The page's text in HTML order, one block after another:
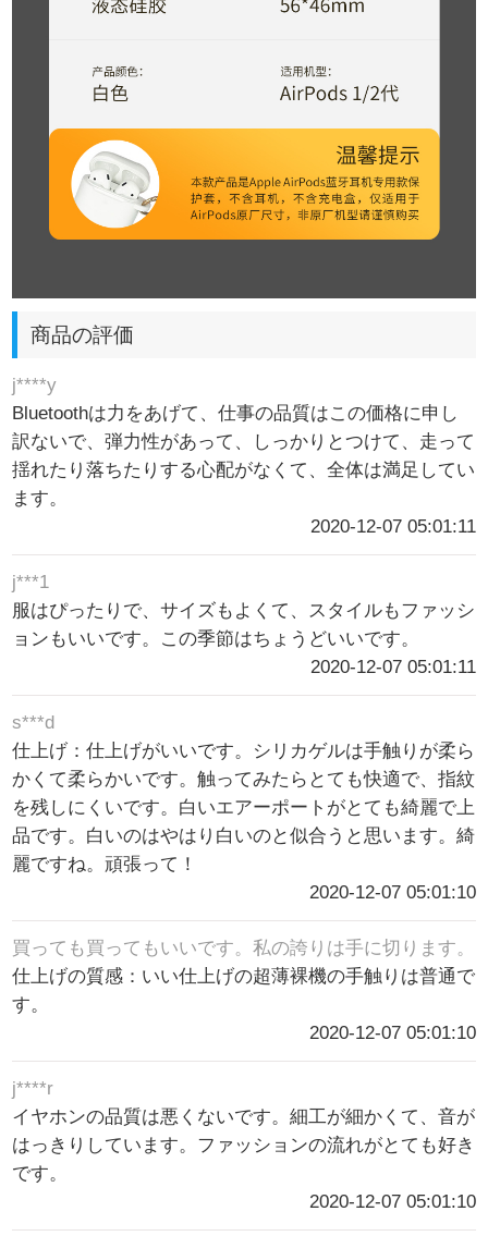
商品の評価
j****y
Bluetoothは力をあげて、仕事の品質はこの価格に申し
訳ないで、弾力性があって、しっかりとつけて、走って
揺れたり落ちたりする心配がなくて、全体は満足してい
ます。
2020-12-07 05:01:11
j***1
服はぴったりで、サイズもよくて、スタイルもファッシ
ョンもいいです。この季節はちょうどいいです。
2020-12-07 05:01:11
s***d
仕上げ：仕上げがいいです。シリカゲルは手触りが柔ら
かくて柔らかいです。触ってみたらとても快適で、指紋
を残しにくいです。白いエアーポートがとても綺麗で上
品です。白いのはやはり白いのと似合うと思います。綺
麗ですね。頑張って！
2020-12-07 05:01:10
買っても買ってもいいです。私の誇りは手に切ります。
仕上げの質感：いい仕上げの超薄裸機の手触りは普通で
す。
2020-12-07 05:01:10
j****r
イヤホンの品質は悪くないです。細工が細かくて、音が
はっきりしています。ファッションの流れがとても好き
です。
2020-12-07 05:01:10